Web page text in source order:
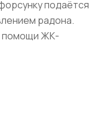
подаётся
радона.
помощи ЖК-